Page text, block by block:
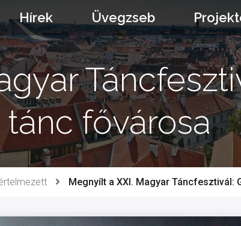
Hírek Üvegzseb
tánc fővárosa
Megnyílt a XXI. Magyar Táncfesztivál: